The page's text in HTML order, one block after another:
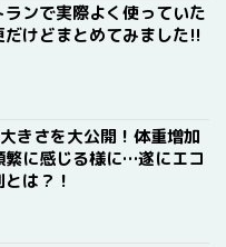
ンで実際よく使っていた
けどまとめてみました!!
きさを大公開！体重増加
繁に感じる様に…遂にエコ
は？！